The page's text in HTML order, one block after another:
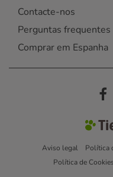
Contacte-nos
Perguntas frequentes
Comprar em Espanha
Aviso legal Política
Política de Cookies